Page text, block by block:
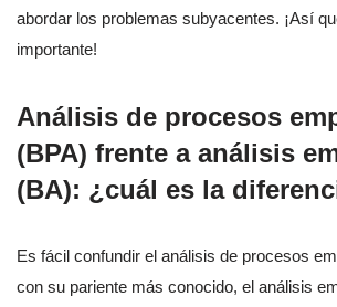
abordar los problemas subyacentes. ¡Así
importante!
Análisis de procesos
(BPA) frente a análisis
(BA): ¿cuál es la
Es fácil confundir el análisis de procesos
con su pariente más conocido, el análisis